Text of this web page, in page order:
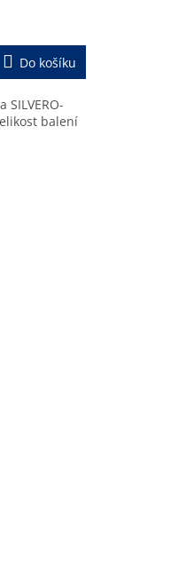
A
Do košíku
SILVERO-
balení